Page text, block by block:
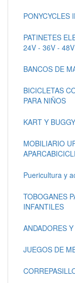
PONYCYCLES
PATINETES
24V - 36V - 48V
BANCOS DE
BICICLETAS
PARA NIÑOS
KART Y
MOBILIARIO
Puericultura y
TOBOGANES
INFANTILES
ANDADORES
JUEGOS DE